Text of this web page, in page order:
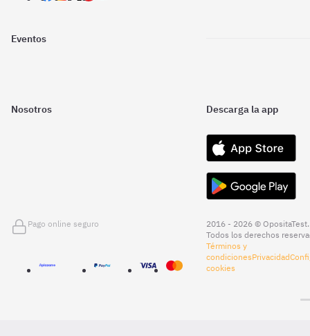
Eventos
Nosotros Descarga la app
Pago online seguro
2016 - 2026 © OpositaTest.
Todos los derechos
Términos y
condicionesPrivacidad
cookies